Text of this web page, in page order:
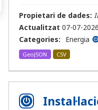
Propietari de dades:
Actualitzat 07-07-2026
Categories:
Energia
GeoJSON CSV